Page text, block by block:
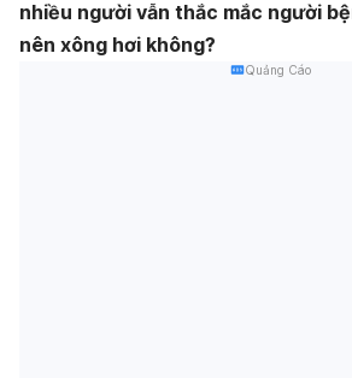
nhiều người vẫn thắc mắc người
nên xông hơi không?
Quảng Cáo